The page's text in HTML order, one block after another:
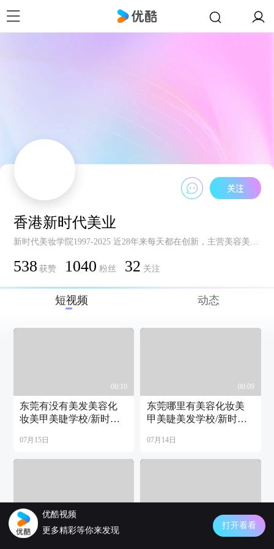
香港新时代美业
新时代美妆学院1997-2025 近28年来每天都在创新，主营美容美发化妆美甲美睫培训，全国50家校区。
538 获赞 1040 粉丝 32 关注
短视频 动态
00:10
东莞有没有美发美容化
妆美甲美睫学校/新时代
07月15日
00:09
东莞哪里有美容化妆美
甲美睫美发学校/新时代
07月14日
惠州好的化妆美甲美睫
00:12
汕头附近有化妆美甲美
优酷视频
更多精彩等你来发现
打开看看